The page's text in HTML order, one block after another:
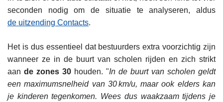
seconden nodig om de situatie te analyseren, aldus
de uitzending Contacts.
Het is dus essentieel dat bestuurders extra voorzichtig zijn
wanneer ze in de buurt van scholen rijden en zich strikt
aan de zones 30 houden. "In de buurt van scholen geldt
een maximumsnelheid van 30 km/u, maar ook elders kan
je kinderen tegenkomen. Wees dus waakzaam tijdens je